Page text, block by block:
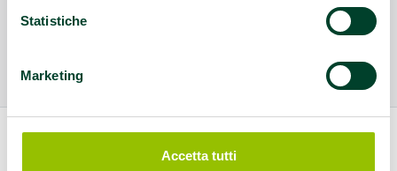
Statistiche
Marketing
Accetta tutti